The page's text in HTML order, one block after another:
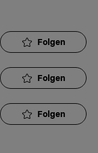
Folgen
Folgen
Folgen